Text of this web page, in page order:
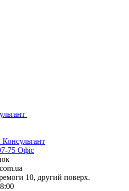
Консультант
75 Офіс
10, другий поверх.